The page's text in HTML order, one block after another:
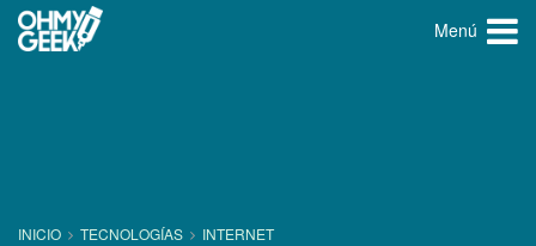
Menú
INICIO TECNOLOGÍ­AS INTERNET